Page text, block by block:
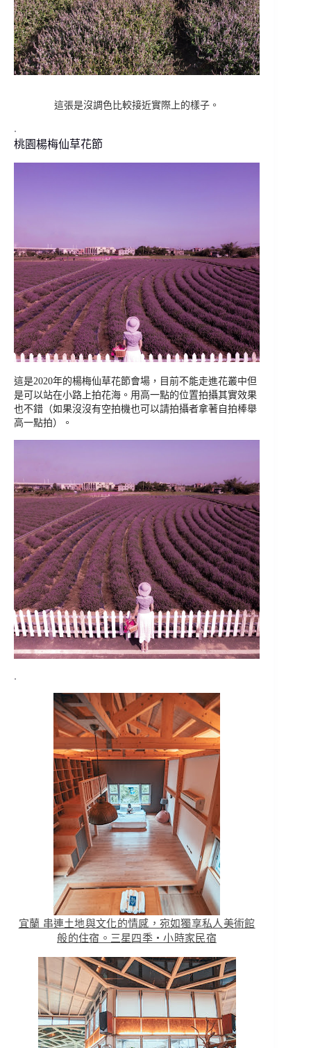
這張是沒調色比較接近實際上的樣子。
.
桃園楊梅仙草花節
這是2020年的楊梅仙草花節會場，目前不能走進花叢中但
是可以站在小路上拍花海。用高一點的位置拍攝其實效果
也不錯（如果沒沒有空拍機也可以請拍攝者拿著自拍棒舉
高一點拍）。
.
宜蘭 串連土地與文化的情感，宛如獨享私人美術館
般的住宿。三星四季・小時家民宿